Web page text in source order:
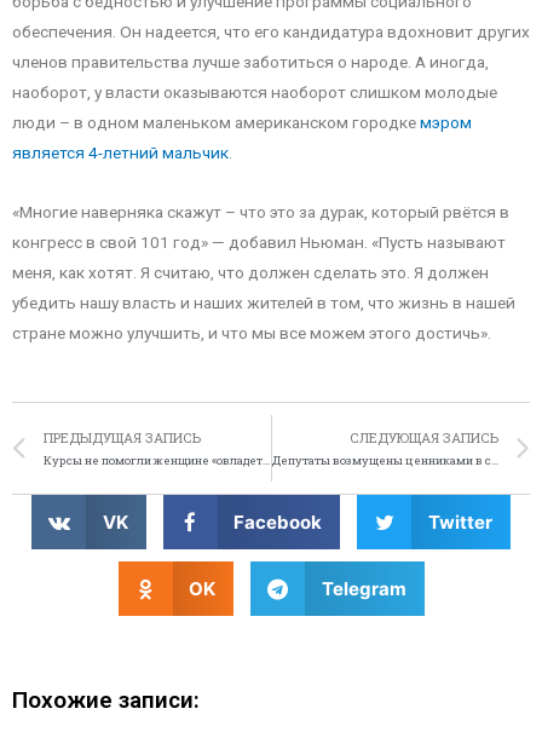
обеспечения. Он надеется, что его кандидатура вдохновит других
членов правительства лучше заботиться о народе. А иногда,
наоборот, у власти оказываются наоборот слишком молодые
люди – в одном маленьком американском городкемэром
является 4-летний мальчик
«Многие наверняка скажут – что это за дурак, который рвётся в
конгресс в свой 101 год» — добавил Ньюман. «Пусть называют
меня, как хотят. Я считаю, что должен сделать это. Я должен
убедить нашу власть и наших жителей в том, что жизнь в нашей
стране можно улучшить, и что мы все можем этого достичь».
ПРЕДЫДУЩАЯ ЗАПИСЬ
Курсы не помогли женщине «овладеть гневом»
СЛЕДУЮЩАЯ ЗАПИСЬ
Депутаты возмущены ценниками в стиле «сами вкусны памидор»
VK Facebook Twitter
OK Telegram
Похожие записи: